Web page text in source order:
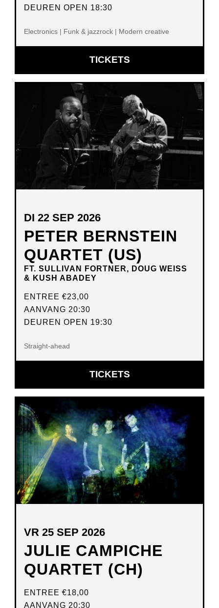
DEUREN OPEN 18:30
Electronics | Funk & jazzrock | Modern creative
TICKETSOPENT
IN
VENSTER
PETER BERNSTEIN
QUARTET (US)
FT. SULLIVAN FORTNER, DOUG WEISS
& KUSH ABADEY
DI 22 SEP 2026
ENTREE €23,00
AANVANG 20:30
DEUREN OPEN 19:30
Straight-ahead
TICKETSOPENT
IN
NIEUW
VENSTER
JULIE CAMPICHE
QUARTET (CH)
VR 25 SEP 2026
ENTREE €18,00
AANVANG 20:30